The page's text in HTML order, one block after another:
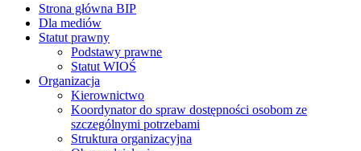
Strona główna BIP
Dla mediów
Statut prawny
Podstawy prawne
Statut WIOŚ
Organizacja
Kierownictwo
Koordynator do spraw dostępności osobom ze
szczególnymi potrzebami
Struktura organizacyjna